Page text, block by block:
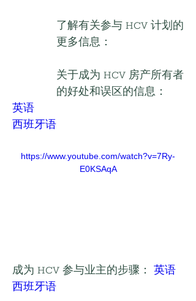
了解有关参与 HCV 计划的
更多信息：
关于成为 HCV 房产所有者
的好处和误区的信息：
英语
西班牙语
https://www.youtube.com/watch?v=7Ry-
E0KSAqA
成为 HCV 参与业主的步骤： 英语
西班牙语